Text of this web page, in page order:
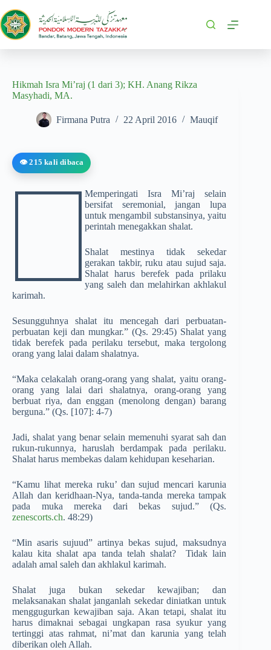
Hikmah Isra Mi’raj (1 dari 3); KH. Anang Rikza
Masyhadi, MA.
Firmana Putra 22 April 2016 Mauqif
👁️ 215 kali dibaca
Memperingati Isra Mi’raj selain
bersifat seremonial, jangan lupa
untuk mengambil substansinya, yaitu
perintah menegakkan shalat.
Shalat mestinya tidak sekedar
gerakan takbir, ruku atau sujud saja.
Shalat harus berefek pada prilaku
yang saleh dan melahirkan akhlakul
karimah.
Sesungguhnya shalat itu mencegah dari perbuatan-
perbuatan keji dan mungkar.” (Qs. 29:45) Shalat yang
tidak berefek pada perilaku tersebut, maka tergolong
orang yang lalai dalam shalatnya.
“Maka celakalah orang-orang yang shalat, yaitu orang-
orang yang lalai dari shalatnya, orang-orang yang
berbuat riya, dan enggan (menolong dengan) barang
berguna.” (Qs. [107]: 4-7)
Jadi, shalat yang benar selain memenuhi syarat sah dan
rukun-rukunnya, haruslah berdampak pada perilaku.
Shalat harus membekas dalam kehidupan keseharian.
“Kamu lihat mereka ruku’ dan sujud mencari karunia
Allah dan keridhaan-Nya, tanda-tanda mereka tampak
pada muka mereka dari bekas sujud.” (Qs.
zenescorts.ch. 48:29)
“Min asaris sujuud” artinya bekas sujud, maksudnya
kalau kita shalat apa tanda telah shalat? Tidak lain
adalah amal saleh dan akhlakul karimah.
Shalat juga bukan sekedar kewajiban; dan
melaksanakan shalat janganlah sekedar diniatkan untuk
menggugurkan kewajiban saja. Akan tetapi, shalat itu
harus dimaknai sebagai ungkapan rasa syukur yang
tertinggi atas rahmat, ni’mat dan karunia yang telah
diberikan oleh Allah.